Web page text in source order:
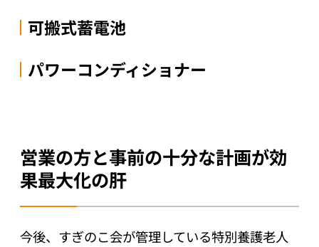
可搬式蓄電池
パワーコンディショナー
営業の方と事前の十分な計画が効
果最大化の肝
今後、すぎのこ会が管理している特別養護老人